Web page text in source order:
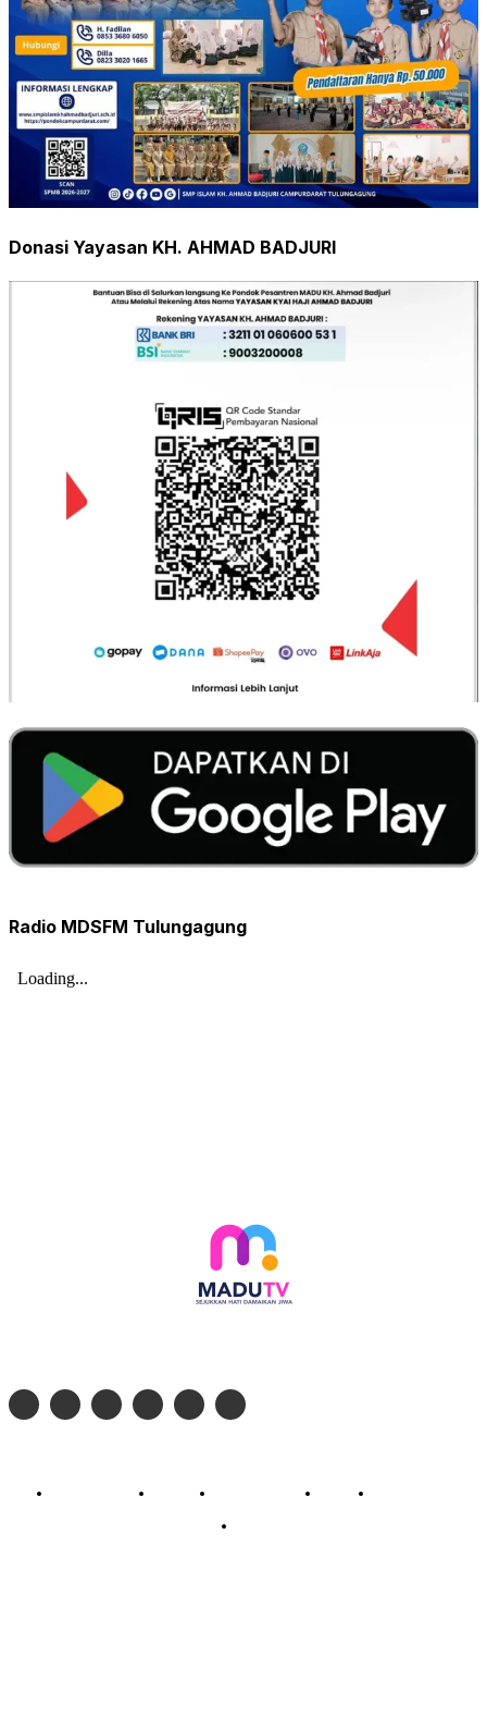
Donasi Yayasan KH. AHMAD BADJURI
Radio MDSFM Tulungagung
Profil Madu TV Redaksi Pedoman Siber Kontak